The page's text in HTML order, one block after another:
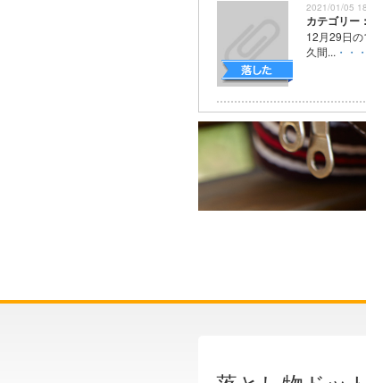
2021/01/05
カテゴリー
12月29日
久間... ・・・